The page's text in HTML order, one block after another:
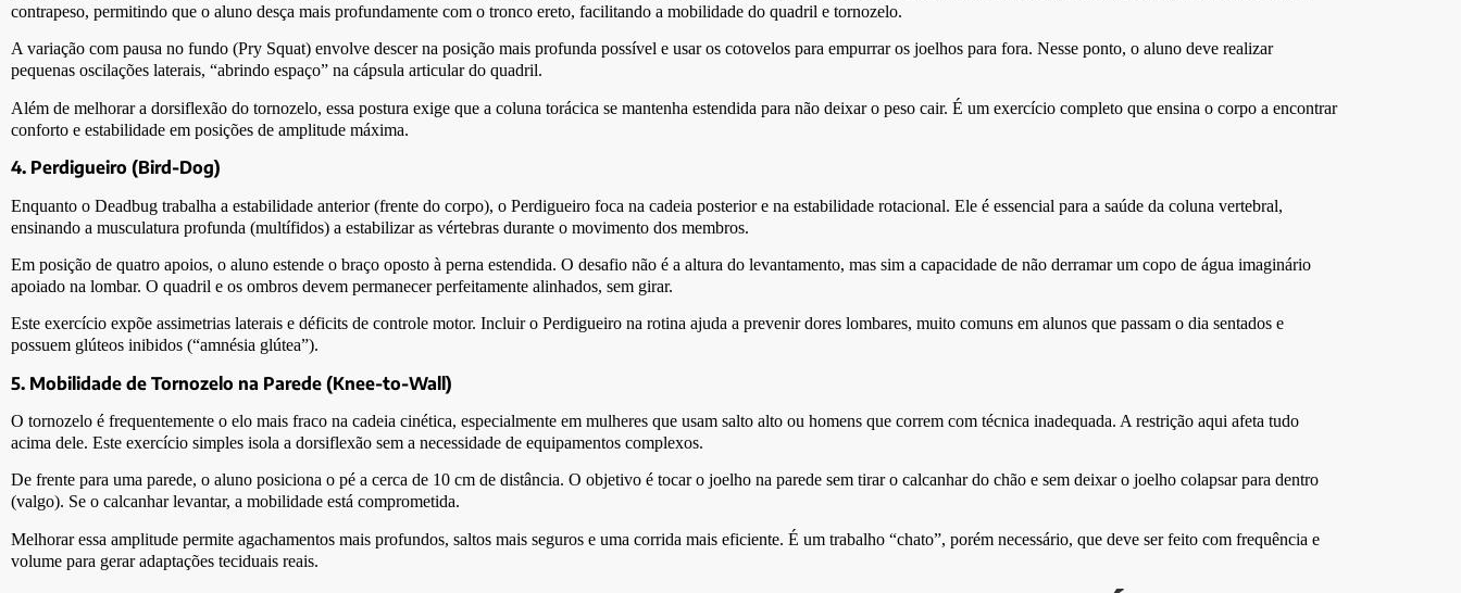
contrapeso, permitindo que o aluno desça mais profundamente com o tronco ereto, facilitando a mobilidade do quadril e tornozelo.
A variação com pausa no fundo (Pry Squat) envolve descer na posição mais profunda possível e usar os cotovelos para empurrar os joelhos para fora. Nesse ponto, o aluno deve realizar
pequenas oscilações laterais, “abrindo espaço” na cápsula articular do quadril.
Além de melhorar a dorsiflexão do tornozelo, essa postura exige que a coluna torácica se mantenha estendida para não deixar o peso cair. É um exercício completo que ensina o corpo a encontrar
conforto e estabilidade em posições de amplitude máxima.
4. Perdigueiro (Bird-Dog)
Enquanto o Deadbug trabalha a estabilidade anterior (frente do corpo), o Perdigueiro foca na cadeia posterior e na estabilidade rotacional. Ele é essencial para a saúde da coluna vertebral,
ensinando a musculatura profunda (multífidos) a estabilizar as vértebras durante o movimento dos membros.
Em posição de quatro apoios, o aluno estende o braço oposto à perna estendida. O desafio não é a altura do levantamento, mas sim a capacidade de não derramar um copo de água imaginário
apoiado na lombar. O quadril e os ombros devem permanecer perfeitamente alinhados, sem girar.
Este exercício expõe assimetrias laterais e déficits de controle motor. Incluir o Perdigueiro na rotina ajuda a prevenir dores lombares, muito comuns em alunos que passam o dia sentados e
possuem glúteos inibidos (“amnésia glútea”).
5. Mobilidade de Tornozelo na Parede (Knee-to-Wall)
O tornozelo é frequentemente o elo mais fraco na cadeia cinética, especialmente em mulheres que usam salto alto ou homens que correm com técnica inadequada. A restrição aqui afeta tudo
acima dele. Este exercício simples isola a dorsiflexão sem a necessidade de equipamentos complexos.
De frente para uma parede, o aluno posiciona o pé a cerca de 10 cm de distância. O objetivo é tocar o joelho na parede sem tirar o calcanhar do chão e sem deixar o joelho colapsar para dentro
(valgo). Se o calcanhar levantar, a mobilidade está comprometida.
Melhorar essa amplitude permite agachamentos mais profundos, saltos mais seguros e uma corrida mais eficiente. É um trabalho “chato”, porém necessário, que deve ser feito com frequência e
volume para gerar adaptações teciduais reais.